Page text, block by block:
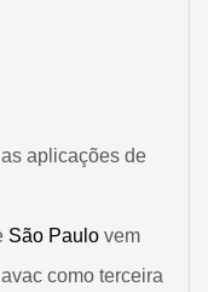
aplicações de
São Paulo vem
como terceira